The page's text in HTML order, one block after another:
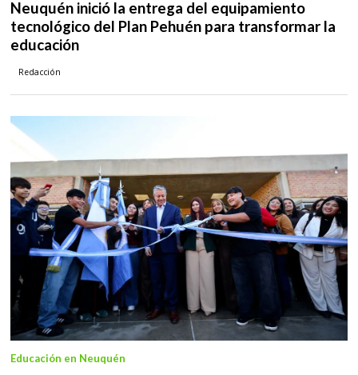
Neuquén inició la entrega del equipamiento
tecnológico del Plan Pehuén para transformar la
educación
Redacción
Educación en Neuquén